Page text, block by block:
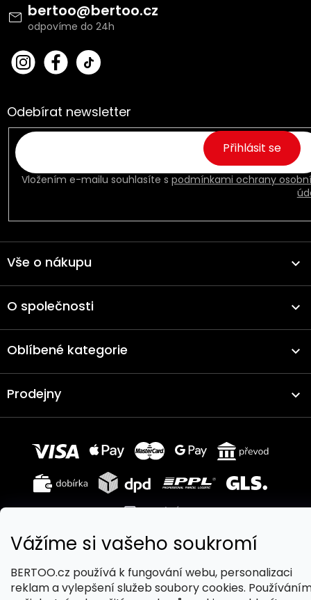
Vážíme si vašeho soukromí
BERTOO.cz používá k fungování webu, personalizaci
reklam a vylepšení služeb soubory cookies.
bertoo@bertoo.cz
bert
oo_
Fac
ebo
Odebírat newsletter
Vložením e-mailu souhlasíte s podmínkami ochrany
Přihlásit se
Vše o nákupu
O společnosti
Oblíbené kategorie
Prodejny
BERTOO
. Všechna práva vyhrazena.
Upravit nastavení cookies